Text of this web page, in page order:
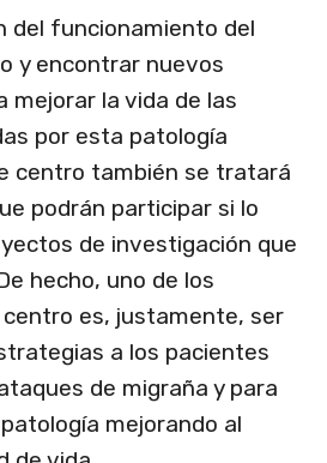
del funcionamiento del
y encontrar nuevos
la vida de las
por esta patología
centro también se tratará
podrán participar si lo
de investigación que
hecho, uno de los
es, justamente, ser
a los pacientes
de migraña y para
mejorando al